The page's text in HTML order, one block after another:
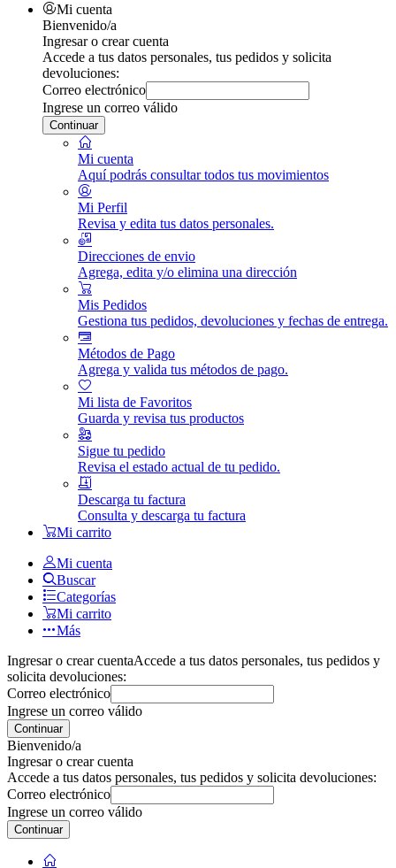
Mi cuenta
Bienvenido/a
Ingresar o crear cuenta
Accede a tus datos personales, tus pedidos y solicita
devoluciones:
Correo electrónico
Ingrese un correo válido
Continuar
Mi cuenta
Aquí podrás consultar todos tus movimientos
Mi Perfil
Revisa y edita tus datos personales.
Direcciones de envio
Agrega, edita y/o elimina una dirección
Mis Pedidos
Gestiona tus pedidos, devoluciones y fechas de entrega.
Métodos de Pago
Agrega y valida tus métodos de pago.
Mi lista de Favoritos
Guarda y revisa tus productos
Sigue tu pedido
Revisa el estado actual de tu pedido.
Descarga tu factura
Consulta y descarga tu factura
Mi carrito
Mi cuenta
Buscar
Categorías
Mi carrito
Más
Ingresar o crear cuentaAccede a tus datos personales, tus pedidos y
solicita devoluciones:
Correo electrónico
Ingrese un correo válido
Continuar
Bienvenido/a
Ingresar o crear cuenta
Accede a tus datos personales, tus pedidos y solicita devoluciones:
Correo electrónico
Ingrese un correo válido
Continuar